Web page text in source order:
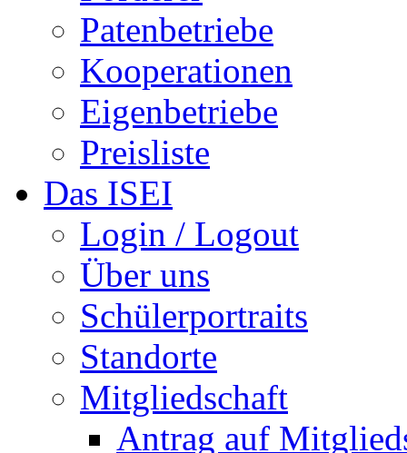
Patenbetriebe
Kooperationen
Eigenbetriebe
Preisliste
Das ISEI
Login / Logout
Über uns
Schülerportraits
Standorte
Mitgliedschaft
Antrag auf